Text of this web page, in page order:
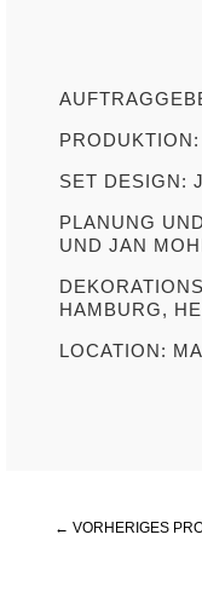
SET DESIGN:
PLANUNG
UND JAN
HAMBURG,
LOCATION:
← VORHERIGES